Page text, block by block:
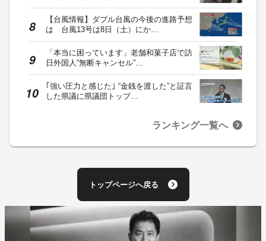
【台風情報】ダブル台風の今後の進路予想
は 台風13号は8日（土）にか…
「本当に困っています」老舗和菓子店で訪
日外国人“無断キャンセル”…
｢強い圧力と感じた｣ “金銭を渡した”と証言
した県議に県議団トップ…
ランキング一覧へ
トップページへ戻る